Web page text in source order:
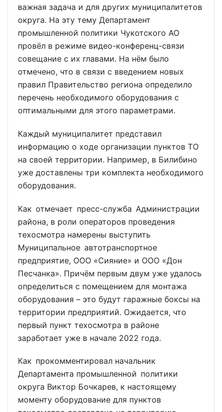
важная задача и для других муниципалитетов
округа. На эту тему Департамент
промышленной политики Чукотского АО
провёл в режиме видео-конференц-связи
совещание с их главами. На нём было
отмечено, что в связи с введением новых
правил Правительство региона определило
перечень необходимого оборудования с
оптимальными для этого параметрами.
Каждый муниципалитет представил
информацию о ходе организации пунктов ТО
на своей территории. Например, в Билибино
уже доставлены три комплекта необходимого
оборудования.
Как отмечает пресс-служба Администрации
района, в роли операторов проведения
техосмотра намерены выступить
Муниципальное автотранспортное
предприятие, ООО «Сияние» и ООО «Дон
Песчанка». Причём первым двум уже удалось
определиться с помещением для монтажа
оборудования – это будут гаражные боксы на
территории предприятий. Ожидается, что
первый пункт техосмотра в районе
заработает уже в начале 2022 года.
Как прокомментировал начальник
Департамента промышленной политики
округа Виктор Бочкарев, к настоящему
моменту оборудование для пунктов